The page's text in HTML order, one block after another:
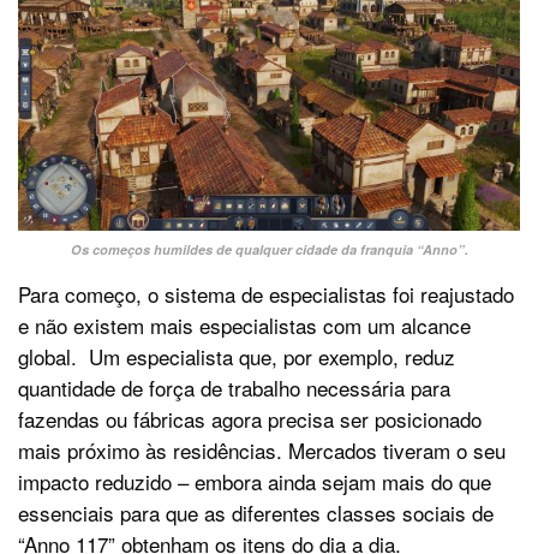
Os começos humildes de qualquer cidade da franquia “Anno”.
Para começo, o sistema de especialistas foi reajustado
e não existem mais especialistas com um alcance
global. Um especialista que, por exemplo, reduz
quantidade de força de trabalho necessária para
fazendas ou fábricas agora precisa ser posicionado
mais próximo às residências. Mercados tiveram o seu
impacto reduzido – embora ainda sejam mais do que
essenciais para que as diferentes classes sociais de
“Anno 117” obtenham os itens do dia a dia.